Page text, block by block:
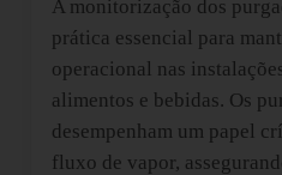
A monitorização dos
prática essencial para
operacional nas
alimentos e bebidas. Os
desempenham um papel
fluxo de vapor,